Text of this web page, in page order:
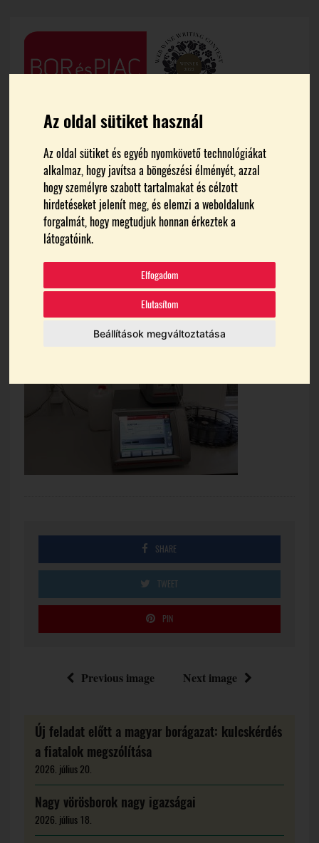
Az oldal sütiket használ
Az oldal sütiket és egyéb nyomkövető technológiákat
alkalmaz, hogy javítsa a böngészési élményét, azzal
hogy személyre szabott tartalmakat és célzott
hirdetéseket jelenít meg, és elemzi a weboldalunk
forgalmát, hogy megtudjuk honnan érkeztek a
látogatóink.
Elfogadom
Elutasítom
Beállítások megváltoztatása
FŐOLDAL MEDIA
20250109_112529
SHARE
TWEET
PIN
Previous image Next image
Új feladat előtt a magyar borágazat: kulcskérdés
a fiatalok megszólítása
2026. július 20.
Nagy vörösborok nagy igazságai
2026. július 18.